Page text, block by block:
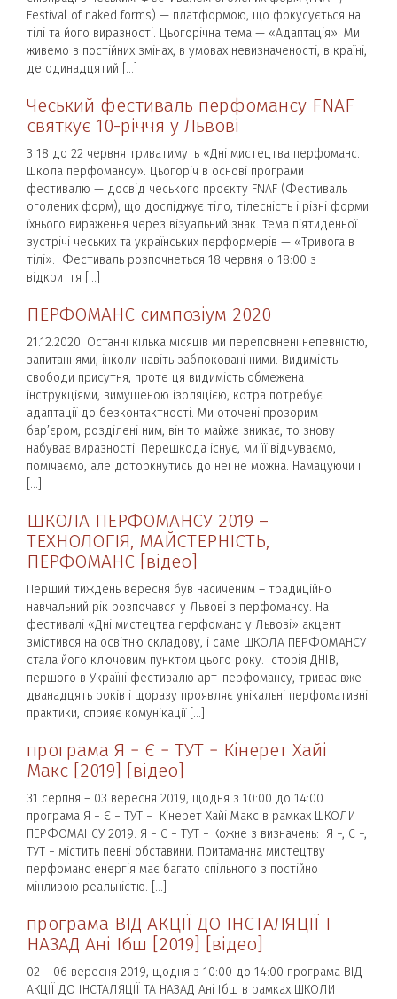
Festival of naked forms) — платформою, що фокусується на
тілі та його виразності. Цьогорічна тема — «Адаптація». Ми
живемо в постійних змінах, в умовах невизначеності, в країні,
де одинадцятий […]
Чеський фестиваль перфомансу FNAF
святкує 10-річчя у Львові
З 18 до 22 червня триватимуть «Дні мистецтва перфоманс.
Школа перфомансу». Цьогоріч в основі програми
фестивалю — досвід чеського проєкту FNAF (Фестиваль
оголених форм), що досліджує тіло, тілесність і різні форми
їхнього вираження через візуальний знак. Тема п’ятиденної
зустрічі чеських та українських перформерів — «Тривога в
тілі». Фестиваль розпочнеться 18 червня о 18:00 з
відкриття […]
ПЕРФОМАНС симпозіум 2020
21.12.2020. Останні кілька місяців ми переповнені непевністю,
запитаннями, інколи навіть заблоковані ними. Видимість
свободи присутня, проте ця видимість обмежена
інструкціями, вимушеною ізоляцією, котра потребує
адаптації до безконтактності. Ми оточені прозорим
бар’єром, розділені ним, він то майже зникає, то знову
набуває виразності. Перешкода існує, ми її відчуваємо,
помічаємо, але доторкнутись до неї не можна. Намацуючи і
[…]
ШКОЛА ПЕРФОМАНСУ 2019 –
ТЕХНОЛОГІЯ, МАЙСТЕРНІСТЬ,
ПЕРФОМАНС [відео]
Перший тиждень вересня був насиченим – традиційно
навчальний рік розпочався у Львові з перфомансу. На
фестивалі «Дні мистецтва перфоманс у Львові» акцент
змістився на освітню складову, і саме ШКОЛА ПЕРФОМАНСУ
стала його ключовим пунктом цього року. Історія ДНІВ,
першого в Україні фестивалю арт-перфомансу, триває вже
дванадцять років і щоразу проявляє унікальні перфомативні
практики, сприяє комунікації […]
програма Я − Є − ТУТ − Кінерет Хайі
Макс [2019] [відео]
31 серпня – 03 вересня 2019, щодня з 10:00 до 14:00
програма Я − Є − ТУТ − Кінерет Хайі Макс в рамках ШКОЛИ
ПЕРФОМАНСУ 2019. Я − Є − ТУТ − Кожне з визначень: Я −, Є −,
ТУТ − містить певні обставини. Притаманна мистецтву
перфоманс енергія має багато спільного з постійно
мінливою реальністю. […]
програма ВІД АКЦІЇ ДО ІНСТАЛЯЦІЇ І
НАЗАД Ані Ібш [2019] [відео]
02 – 06 вересня 2019, щодня з 10:00 до 14:00 програма ВІД
АКЦІЇ ДО ІНСТАЛЯЦІЇ ТА НАЗАД Ані Ібш в рамках ШКОЛИ